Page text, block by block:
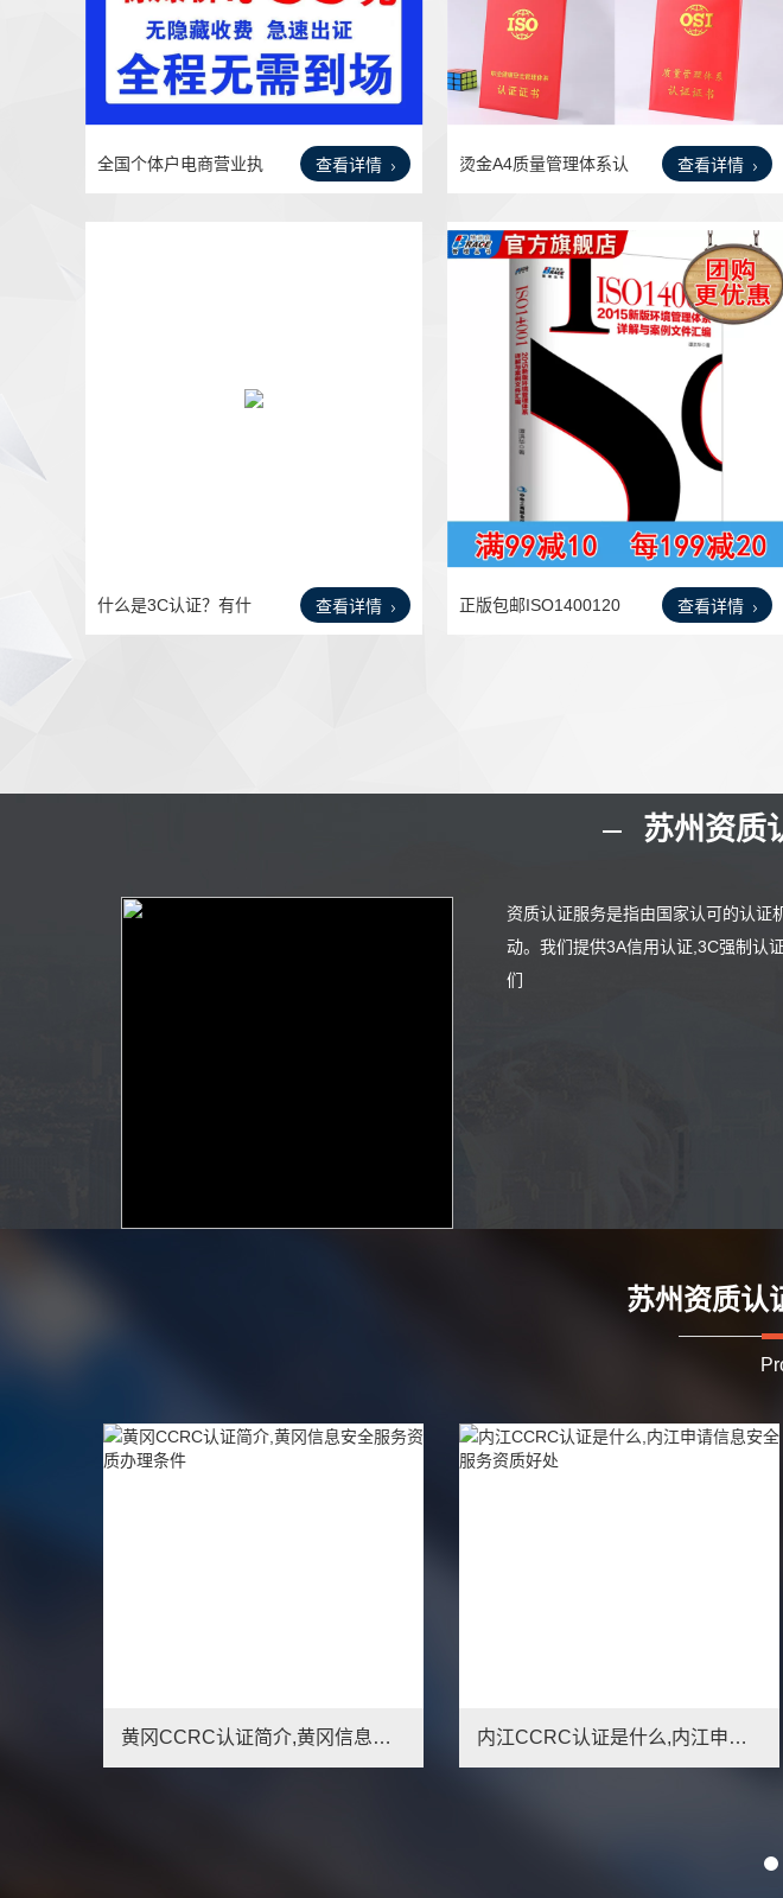
查看详情
全国个体户电商营业执
查看详情
烫金A4质量管理体系认
查看详情
什么是3C认证？有什
么作用
查看详情
正版包邮ISO1400120
苏州资质
资质认证服务是指由国家认可的认证
动。我们提供3A信用认证,3C强制认
们
苏州资质认
黄冈CCRC认证简介,黄冈信息安全服务资质办理条件 内江CCRC认证是什么,内江申请信息安全服务资质好处